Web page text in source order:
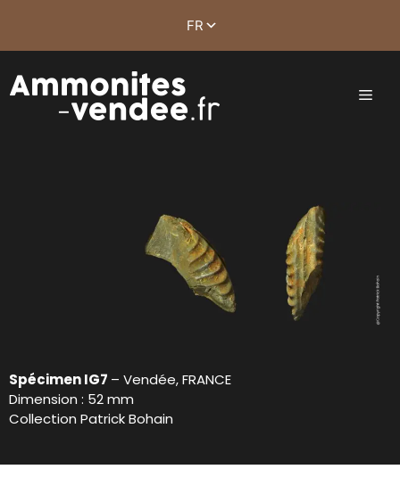
Spécimen IG7 – Vendée, FRANCE
Dimension : 52 mm
Collection Patrick Bohain